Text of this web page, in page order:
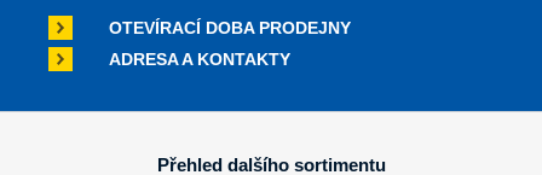
OTEVÍRACÍ DOBA PRODEJNY
ADRESA A KONTAKTY
Přehled dalšího sortimentu